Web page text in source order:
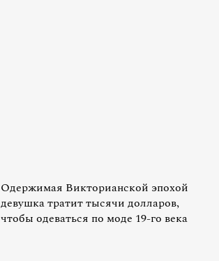
Одержимая Викторианской эпохой
девушка тратит тысячи долларов,
чтобы одеваться по моде 19-го века